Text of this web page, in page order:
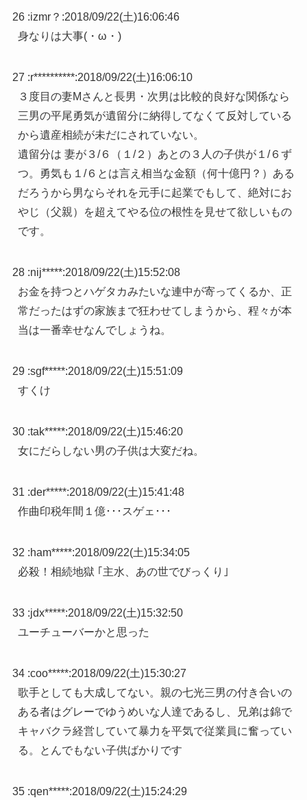
26 :izmr？ :2018/09/22(土)16:06:46
身なりは大事(・ω・)
27 :r**********:2018/09/22(土)16:06:10
３度目の妻Mさんと長男・次男は比較的良好な関係なら
三男の平尾勇気が遺留分に納得してなくて反対している
から遺産相続が未だにされていない。
遺留分は 妻が３/６（１/２）あとの３人の子供が１/６ず
つ。勇気も１/６とは言え相当な金額（何十億円？）ある
だろうから男ならそれを元手に起業でもして、絶対にお
やじ（父親）を超えてやる位の根性を見せて欲しいもの
です。
28 :nij*****:2018/09/22(土)15:52:08
お金を持つとハゲタカみたいな連中が寄ってくるか、正
常だったはずの家族まで狂わせてしまうから、程々が本
当は一番幸せなんでしょうね。
29 :sgf*****:2018/09/22(土)15:51:09
すくけ
30 :tak*****:2018/09/22(土)15:46:20
女にだらしない男の子供は大変だね。
31 :der*****:2018/09/22(土)15:41:48
作曲印税年間１億･･･スゲェ･･･
32 :ham*****:2018/09/22(土)15:34:05
必殺！相続地獄 ｢主水、あの世でびっくり｣
33 :jdx*****:2018/09/22(土)15:32:50
ユーチューバーかと思った
34 :coo*****:2018/09/22(土)15:30:27
歌手としても大成してない。親の七光三男の付き合いの
ある者はグレーでゆうめいな人達であるし、兄弟は錦で
キャバクラ経営していて暴力を平気で従業員に奮ってい
る。とんでもない子供ばかりです
35 :qen*****:2018/09/22(土)15:24:29